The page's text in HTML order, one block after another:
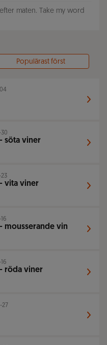
Populärast först
söta viner
vita viner
mousserande vin
röda viner
27
maten. Take my word